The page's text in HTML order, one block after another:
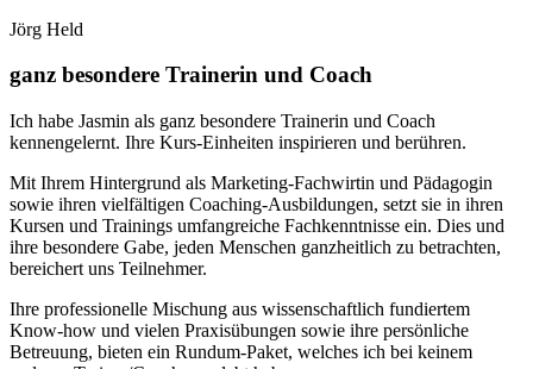
Jörg Held
ganz besondere Trainerin und Coach
Ich habe Jasmin als ganz besondere Trainerin und Coach
kennengelernt. Ihre Kurs-Einheiten inspirieren und berühren.
Mit Ihrem Hintergrund als Marketing-Fachwirtin und Pädagogin
sowie ihren vielfältigen Coaching-Ausbildungen, setzt sie in ihren
Kursen und Trainings umfangreiche Fachkenntnisse ein. Dies und
ihre besondere Gabe, jeden Menschen ganzheitlich zu betrachten,
bereichert uns Teilnehmer.
Ihre professionelle Mischung aus wissenschaftlich fundiertem
Know-how und vielen Praxisübungen sowie ihre persönliche
Betreuung, bieten ein Rundum-Paket, welches ich bei keinem